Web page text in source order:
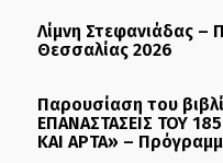
Λίμνη Στεφανιάδας –
Θεσσαλίας 2026
Παρουσίαση του
ΕΠΑΝΑΣΤΑΣΕΙΣ ΤΟΥ
ΚΑΙ ΑΡΤΑ» –